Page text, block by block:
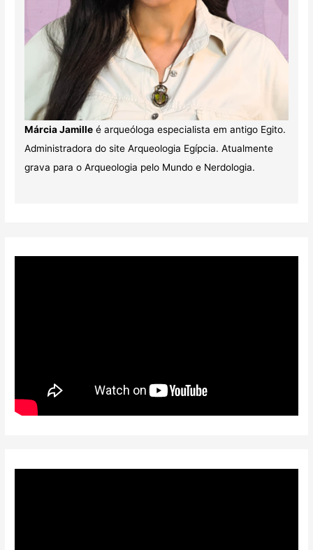
Márcia Jamilleé arqueóloga especialista em antigo Egito.
Administradora do site Arqueologia Egípcia. Atualmente
grava para o Arqueologia pelo Mundo e Nerdologia.